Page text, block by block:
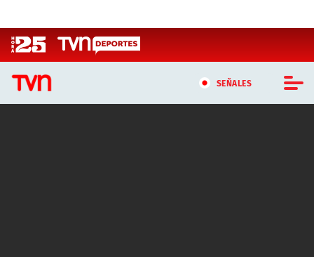
SEÑALES